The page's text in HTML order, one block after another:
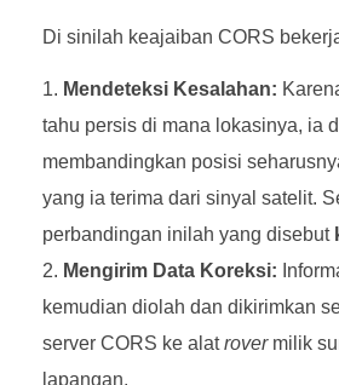
Di sinilah keajaiban CORS
Mendeteksi Kesalahan:
tahu persis di mana lokasinya, ia
membandingkan posisi
yang ia terima dari sinyal satelit.
perbandingan inilah yang disebut
Mengirim Data Koreksi:
kemudian diolah dan dikirimkan
server CORS ke alatrovermilik
lapangan.